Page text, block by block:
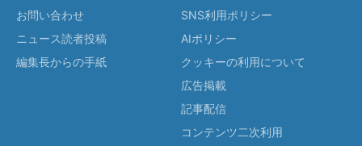
お問い合わせ
ニュース読者投稿
編集長からの手紙
SNS利用ポリシー
AIポリシー
クッキーの利用について
広告掲載
記事配信
コンテンツ二次利用